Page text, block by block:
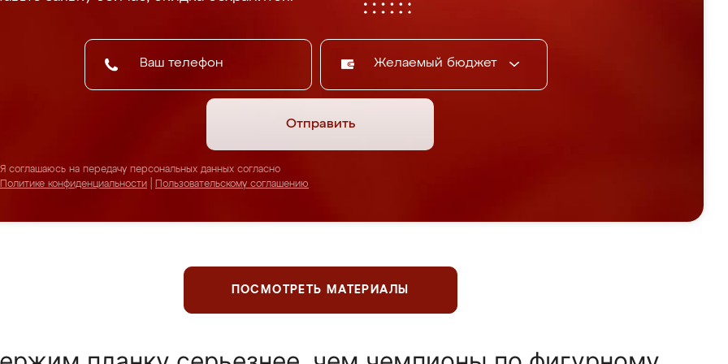
Желаемый бюджет
Отправить
Я соглашаюсь на передачу персональных данных согласно
Политике конфиденциальности
Пользовательскому соглашению
ПОСМОТРЕТЬ МАТЕРИАЛЫ